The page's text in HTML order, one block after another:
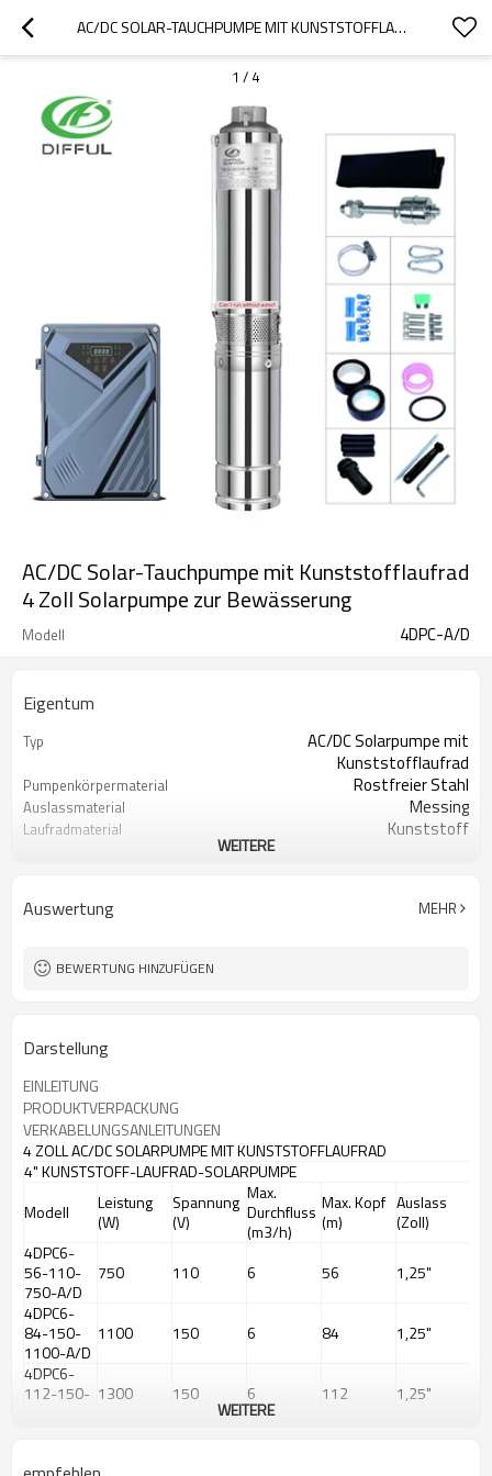
AC/DC SOLAR-TAUCHPUMPE MIT KUNSTSTOFFLAUFRAD 4 ZOLL SOLARPUMPE ZUR BEWÄSSERUNG
1 / 4
AC/DC Solar-Tauchpumpe mit Kunststofflaufrad
4 Zoll Solarpumpe zur Bewässerung
Modell 4DPC-A/D
Eigentum
Typ
AC/DC Solarpumpe mit
Kunststofflaufrad
Pumpenkörpermaterial Rostfreier Stahl
Auslassmaterial Messing
Laufradmaterial Kunststoff
WEITERE
Auswertung MEHR
BEWERTUNG HINZUFÜGEN
Darstellung
EINLEITUNG
PRODUKTVERPACKUNG
VERKABELUNGSANLEITUNGEN
4 ZOLL AC/DC SOLARPUMPE MIT KUNSTSTOFFLAUFRAD
4" KUNSTSTOFF-LAUFRAD-SOLARPUMPE
Modell
Leistung
(W)
Spannung
(V)
Max.
Durchfluss
(m3/h)
Max. Kopf
(m)
Auslass
(Zoll)
4DPC6-
56-110-
750-A/D
750 110 6 56
1,25"
4DPC6-
84-150-
1100-A/D
1100 150 6 84
1,25"
4DPC6-
112-150- 1300 150 6 112
1,25"
WEITERE